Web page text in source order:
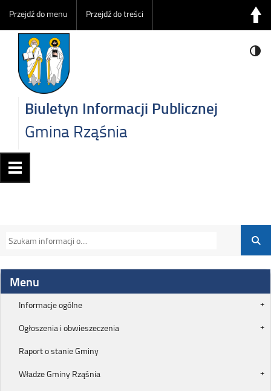
Przejdź do menu Przejdź do treści
Biuletyn Informacji Publicznej
Gmina Rząśnia
Menu
Informacje ogólne
Ogłoszenia i obwieszeczenia
Raport o stanie Gminy
Władze Gminy Rząśnia